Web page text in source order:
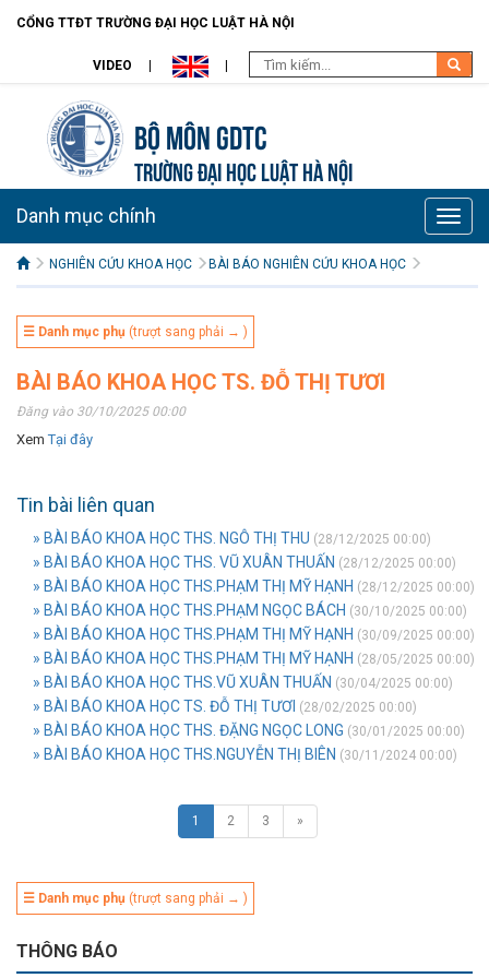
CỔNG TTĐT TRƯỜNG ĐẠI HỌC LUẬT HÀ NỘI
VIDEO
Bộ môn GDTC
TRƯỜNG ĐẠI HỌC LUẬT HÀ NỘI
Toggle
Danh mục chính
NGHIÊN CỨU KHOA HỌC BÀI BÁO NGHIÊN CỨU KHOA HỌC
☰ Danh mục phụ (trượt sang phải → )
BÀI BÁO KHOA HỌC TS. ĐỖ THỊ TƯƠI
Đăng vào 30/10/2025 00:00
XemTại đây
Tin bài liên quan
» BÀI BÁO KHOA HỌC THS. NGÔ THỊ THU (28/12/2025 00:00)
» BÀI BÁO KHOA HỌC THS. VŨ XUÂN THUẤN (28/12/2025 00:00)
» BÀI BÁO KHOA HỌC THS.PHẠM THỊ MỸ HẠNH (28/12/2025 00:00)
» BÀI BÁO KHOA HỌC THS.PHẠM NGỌC BÁCH (30/10/2025 00:00)
» BÀI BÁO KHOA HỌC THS.PHẠM THỊ MỸ HẠNH (30/09/2025 00:00)
» BÀI BÁO KHOA HỌC THS.PHẠM THỊ MỸ HẠNH (28/05/2025 00:00)
» BÀI BÁO KHOA HỌC THS.VŨ XUÂN THUẤN (30/04/2025 00:00)
» BÀI BÁO KHOA HỌC TS. ĐỖ THỊ TƯƠI (28/02/2025 00:00)
» BÀI BÁO KHOA HỌC THS. ĐẶNG NGỌC LONG (30/01/2025 00:00)
» BÀI BÁO KHOA HỌC THS.NGUYỄN THỊ BIÊN (30/11/2024 00:00)
1 2 3 »
☰ Danh mục phụ (trượt sang phải → )
THÔNG BÁO